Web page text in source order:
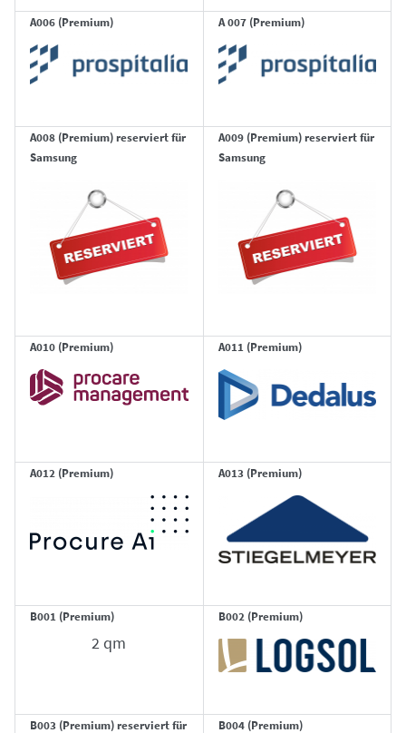
A006 (Premium) A 007 (Premium)
A008 (Premium) reserviert für
Samsung
A009 (Premium) reserviert für
Samsung
A010 (Premium) A011 (Premium)
A012 (Premium) A013 (Premium)
B001 (Premium)
2 qm
B002 (Premium)
B003 (Premium) reserviert für
B004 (Premium)